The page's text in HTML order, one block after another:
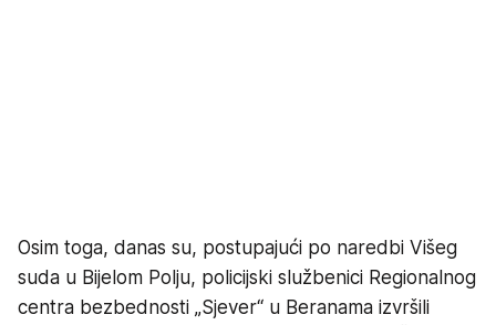
Osim toga, danas su, postupajući po naredbi Višeg
suda u Bijelom Polju, policijski službenici Regionalnog
centra bezbednosti „Sjever“ u Beranama izvršili